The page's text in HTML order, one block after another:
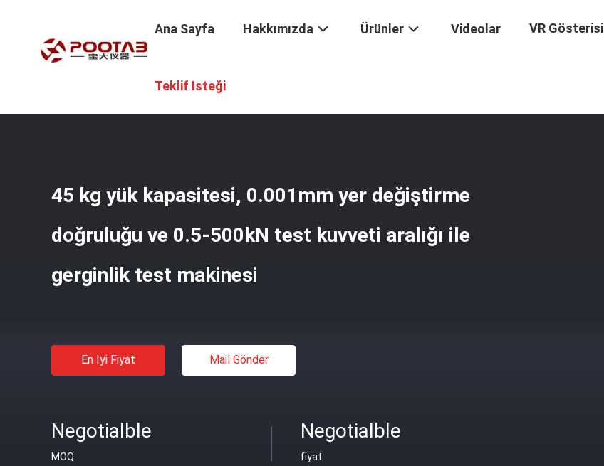
Ana Sayfa Hakkımızda Ürünler Videolar VR Gösterisi
Teklif Isteği
45 kg yük kapasitesi, 0.001mm yer değiştirme
doğruluğu ve 0.5-500kN test kuvveti aralığı ile
gerginlik test makinesi
En Iyi Fiyat Mail Gönder
Negotialble
MOQ
Negotialble
fiyat